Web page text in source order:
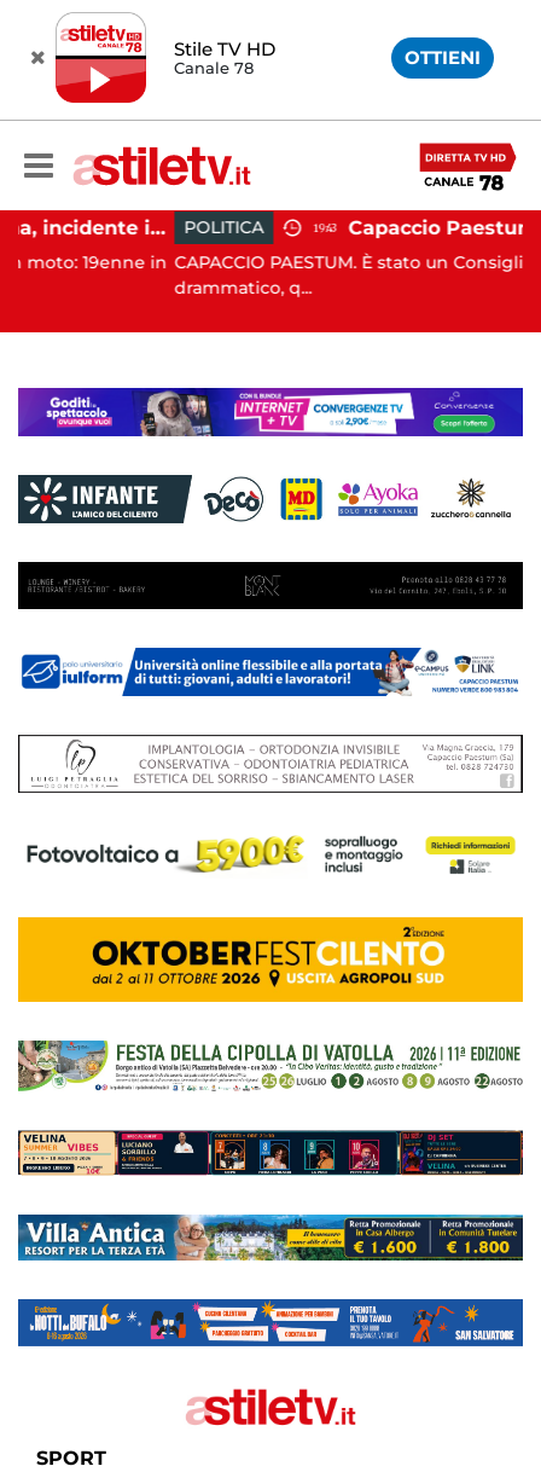
Stile TV HD
Canale 78 OTTIENI
Altavilla Silentina, incidente in moto nella notte: 19enne in prognosi riservata
19enne in
POLITICA 19:43
CAPACCIO PAESTUM. È stato un Consiglio
drammatico, q...
SPORT